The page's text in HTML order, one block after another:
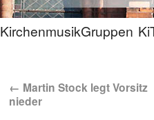
KirchenmusikGruppen
← Martin Stock legt Vorsitz
nieder